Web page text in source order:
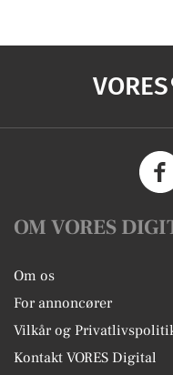
VORES
OM VORES
Om os
For annoncører
Vilkår og
Kontakt VORES Digital